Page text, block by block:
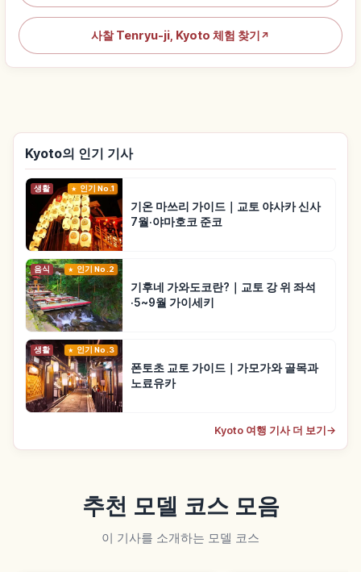
사찰 Tenryu-ji, Kyoto 체험 찾기 ↗
Kyoto의 인기 기사
생활 인기 No.1
기온 마쓰리 가이드｜교토 야사카 신사
7월·야마호코 준코
음식 인기 No.2
기후네 가와도코란?｜교토 강 위 좌석
·5~9월 가이세키
생활 인기 No.3
폰토초 교토 가이드｜가모가와 골목과
노료유카
Kyoto 여행 기사 더 보기 →
추천 모델 코스 모음
이 기사를 소개하는 모델 코스